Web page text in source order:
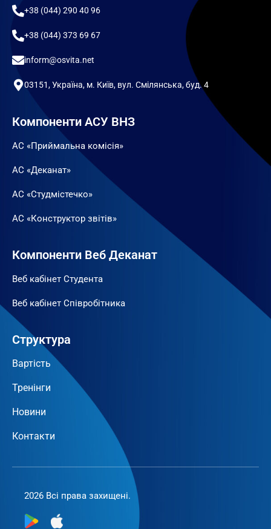
+38 (044) 290 40 96
+38 (044) 373 69 67
inform@osvita.net
03151, Україна, м. Київ, вул. Смілянська, буд. 4
Компоненти АСУ ВНЗ
АС «Приймальна комісія»
АС «Деканат»
АС «Студмістечко»
АС «Конструктор звітів»
Компоненти Веб Деканат
Веб кабінет Студента
Веб кабінет Співробітника
Структура
Вартість
Тренінги
Новини
Контакти
2026 Всі права захищені.